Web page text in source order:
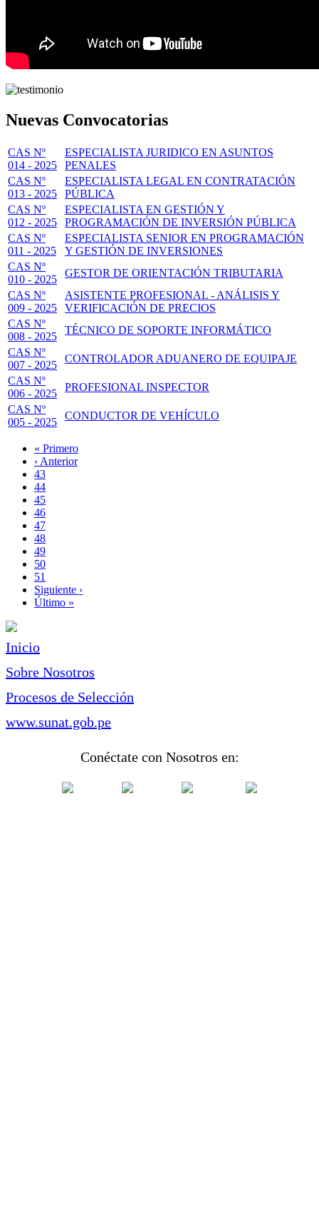
Nuevas Convocatorias
CAS Nº
014 - 2025
ESPECIALISTA JURIDICO EN ASUNTOS
PENALES
CAS Nº
013 - 2025
ESPECIALISTA LEGAL EN CONTRATACIÓN
PÚBLICA
CAS Nº
012 - 2025
ESPECIALISTA EN GESTIÓN Y
PROGRAMACIÓN DE INVERSIÓN PÚBLICA
CAS Nº
011 - 2025
ESPECIALISTA SENIOR EN PROGRAMACIÓN
Y GESTIÓN DE INVERSIONES
CAS Nº
010 - 2025
GESTOR DE ORIENTACIÓN TRIBUTARIA
CAS Nº
009 - 2025
ASISTENTE PROFESIONAL - ANÁLISIS Y
VERIFICACIÓN DE PRECIOS
CAS Nº
008 - 2025
TÉCNICO DE SOPORTE INFORMÁTICO
CAS Nº
007 - 2025
CONTROLADOR ADUANERO DE EQUIPAJE
CAS Nº
006 - 2025
PROFESIONAL INSPECTOR
CAS Nº
005 - 2025
CONDUCTOR DE VEHÍCULO
Paginación
Primera
página
« Primero
Página
anterior
‹ Anterior
Page
43
Page
44
Page
45
Page
46
Página
actual
47
Page
48
Page
49
Page
50
Page
51
Siguiente
página
Siguiente ›
Última
Último »
Inicio
Sobre Nosotros
Procesos de Selección
www.sunat.gob.pe
Conéctate con Nosotros en: